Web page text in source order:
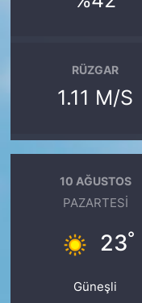
RÜZGAR
1.11 M/S
10 AĞUSTOS
PAZARTESI
23°
Güneşli